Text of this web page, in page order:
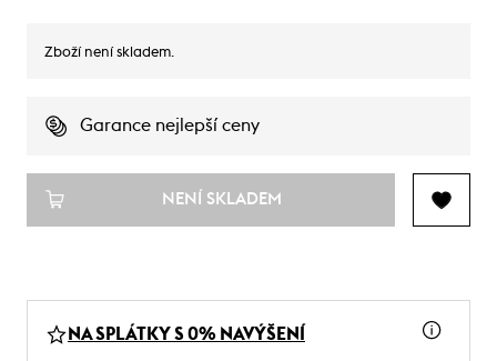
Zboží není skladem.
Garance nejlepší ceny
NENÍ SKLADEM
NA SPLÁTKY S 0% NAVÝŠENÍ